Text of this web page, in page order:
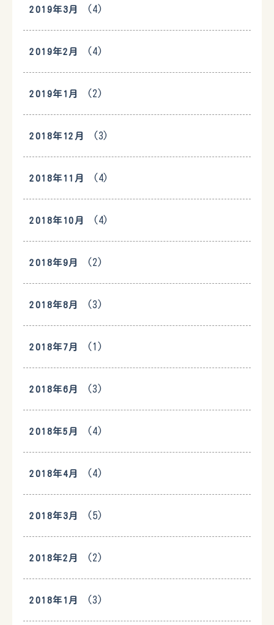
2019年3月 (4)
2019年2月 (4)
2019年1月 (2)
2018年12月 (3)
2018年11月 (4)
2018年10月 (4)
2018年9月 (2)
2018年8月 (3)
2018年7月 (1)
2018年6月 (3)
2018年5月 (4)
2018年4月 (4)
2018年3月 (5)
2018年2月 (2)
2018年1月 (3)